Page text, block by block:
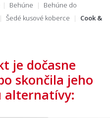
Behúne
Behúne do
Šedé kusové koberce
Cook &
je dočasne
skončila jeho
alternatívy: